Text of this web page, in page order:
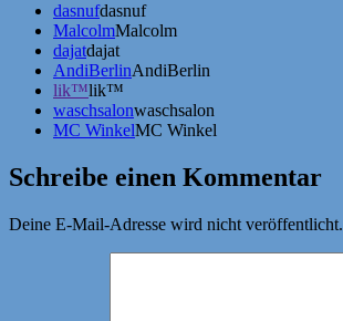
dasnufdasnuf
MalcolmMalcolm
dajatdajat
AndiBerlinAndiBerlin
lik™lik™
waschsalonwaschsalon
MC WinkelMC Winkel
Schreibe einen Kommentar
Deine E-Mail-Adresse wird nicht veröffentlicht.